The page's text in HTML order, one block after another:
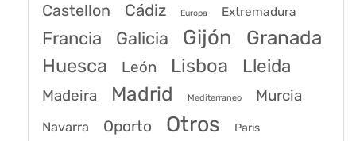
Castellon Cádiz Europa Extremadura
Francia Galicia Gijón Granada
Huesca León Lisboa Lleida
Madeira Madrid Mediterraneo Murcia
Navarra Oporto Otros Paris